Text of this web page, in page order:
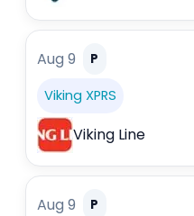
Aug 9 P
Viking XPRS
Viking Line
Aug 9 P